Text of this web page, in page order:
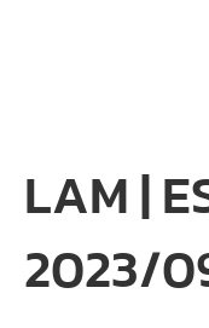
LAM |
2023/